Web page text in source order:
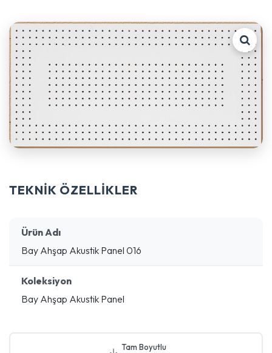
TEKNİK ÖZELLİKLER
Ürün Adı
Bay Ahşap Akustik Panel 016
Koleksiyon
Bay Ahşap Akustik Panel
Tam Boyutlu